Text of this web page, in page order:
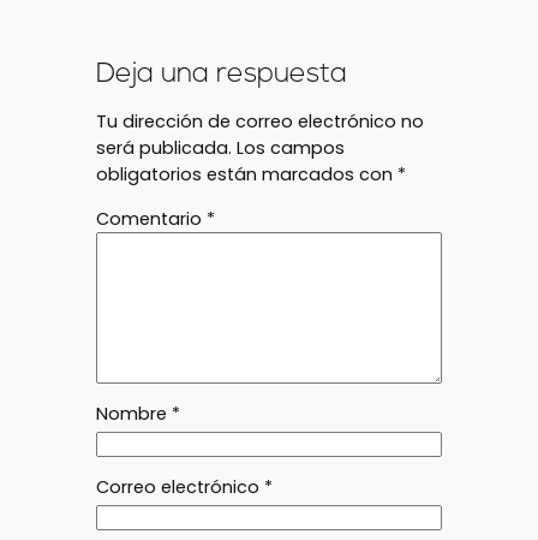
Deja una respuesta
Tu dirección de correo electrónico no
será publicada. Los campos
obligatorios están marcados con *
Comentario *
Nombre *
Correo electrónico *